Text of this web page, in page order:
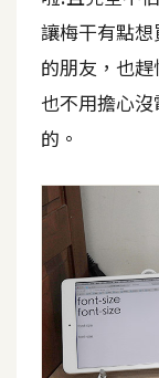
梅
開
發
熱
門
文
章
全
站
讓梅干有點
的朋友，也
也不用擔心
的。